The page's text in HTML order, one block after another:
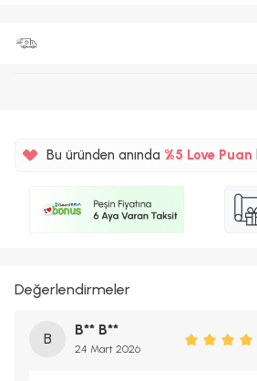
Bu üründen anında %5
%5
Love Puan
Değerlendirmeler
B
B** B**
24 Mart 2026